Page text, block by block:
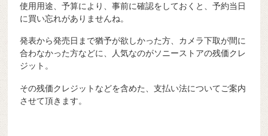
使用用途、予算により、事前に確認をしておくと、予約当日
に買い忘れがありませんね。
発表から発売日まで猶予が欲しかった方、カメラ下取が間に
合わなかった方などに、人気なのがソニーストアの残価クレ
ジット。
その残価クレジットなどを含めた、支払い法についてご案内
させて頂きます。